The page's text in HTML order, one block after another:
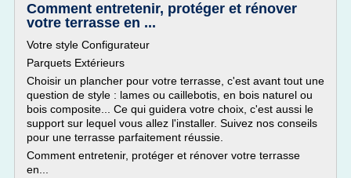
Comment entretenir, protéger et rénover
votre terrasse en ...
Votre style Configurateur
Parquets Extérieurs
Choisir un plancher pour votre terrasse, c'est avant tout une
question de style : lames ou caillebotis, en bois naturel ou
bois composite... Ce qui guidera votre choix, c'est aussi le
support sur lequel vous allez l'installer. Suivez nos conseils
pour une terrasse parfaitement réussie.
Comment entretenir, protéger et rénover votre terrasse
en...